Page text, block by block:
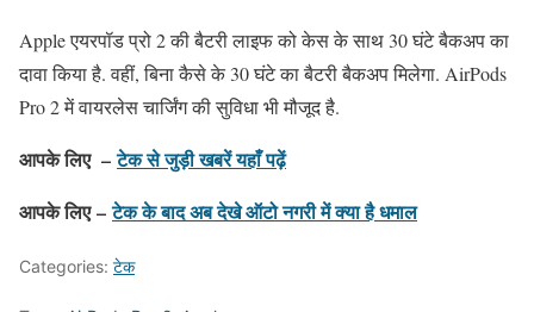
Apple एयरपॉड प्रो 2 की बैटरी लाइफ को केस के साथ 30 घंटे बैकअप का
दावा किया है. वहीं, बिना कैसे के 30 घंटे का बैटरी बैकअप मिलेगा. AirPods
Pro 2 में वायरलेस चार्जिंग की सुविधा भी मौजूद है.
आपके लिए –टेक से जुड़ी खबरें यहाँ पढ़ें
आपके लिए – टेक के बाद अब देखे ऑटो नगरी में क्या है धमाल
Categories: टेक